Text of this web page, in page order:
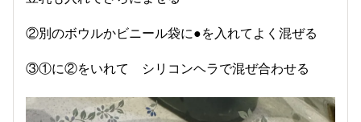
②別のボウルかビニール袋に●を入れてよく混ぜる
③①に②をいれて シリコンヘラで混ぜ合わせる